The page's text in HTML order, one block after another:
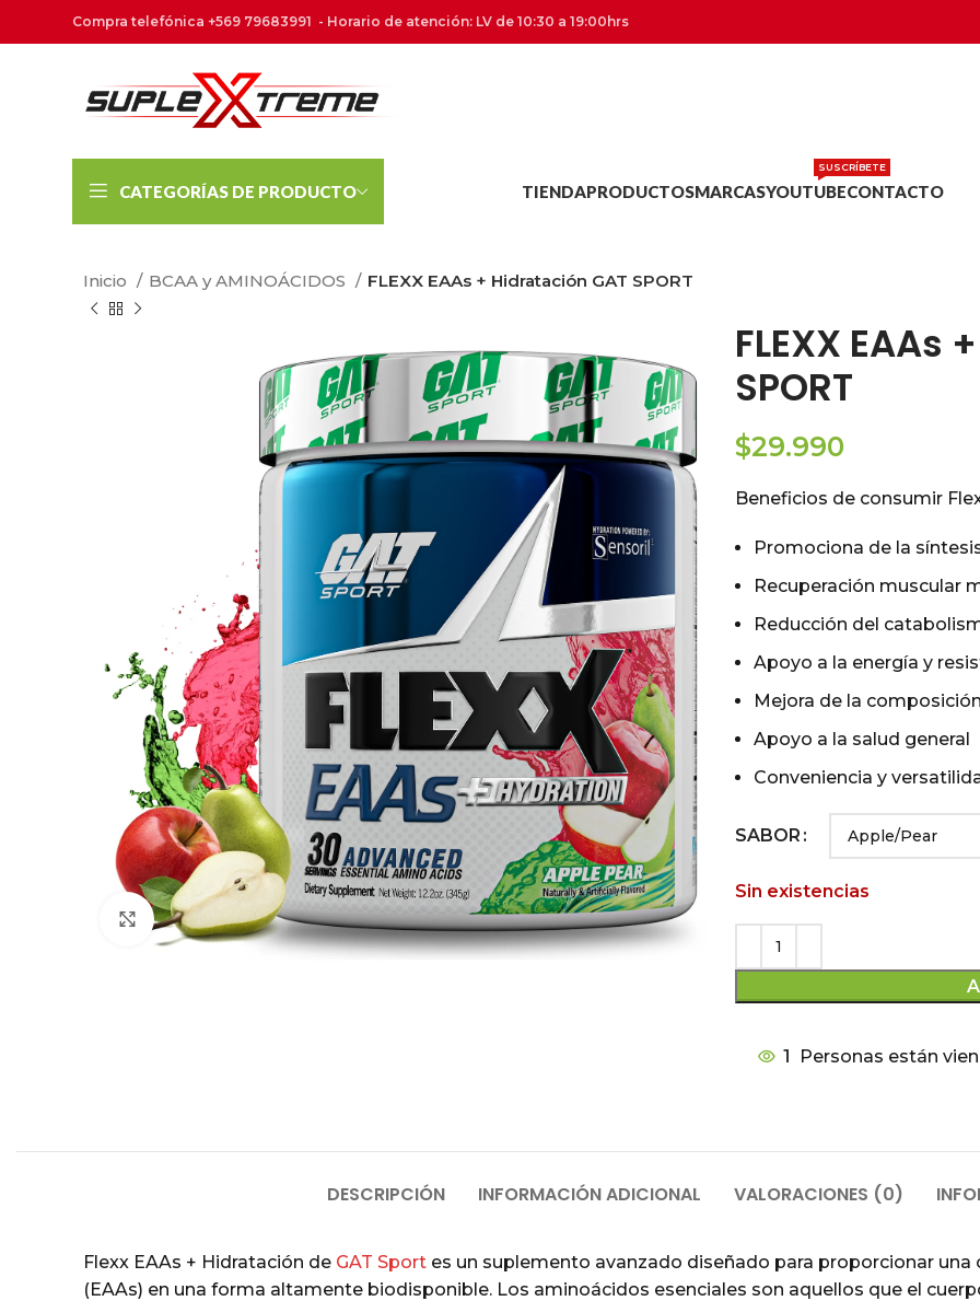
Compra telefónica +569 79683991 - Horario de atención: LV de 10:30 a 19:00hrs
CATEGORÍAS DE PRODUCTO TIENDAPRODUCTOSMARCASYOUTUBE
SUSCRÍBETE
CONTACTO
Inicio BCAA y AMINOÁCIDOS FLEXX EAAs + Hidratación GAT SPORT
Click to enlarge
FLEXX EAAs
SPORT
$29.990
Beneficios de consumir
Promociona de la
Recuperación muscular
Reducción del
Apoyo a la energía y
Mejora de la
Apoyo a la salud general
Conveniencia y
SABOR
Sin existencias
1 Personas están
DESCRIPCIÓN INFORMACIÓN ADICIONAL VALORACIONES (0)
Flexx EAAs + Hidratación de GAT Sport es un suplemento avanzado diseñado para proporcionar
(EAAs) en una forma altamente biodisponible. Los aminoácidos esenciales son aquellos que el